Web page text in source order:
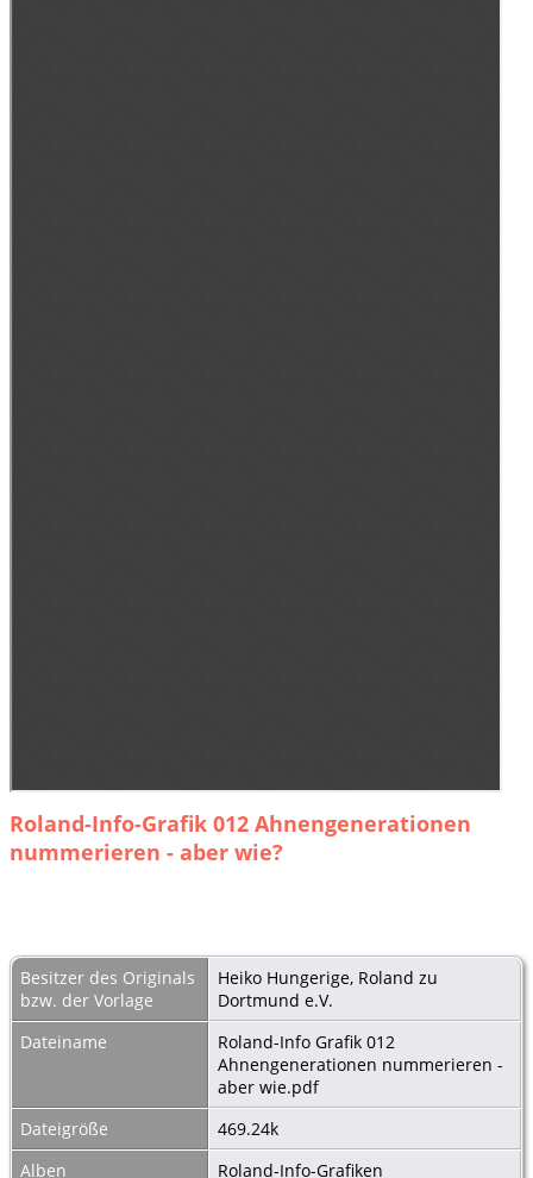
Roland-Info-Grafik 012 Ahnengenerationen
nummerieren - aber wie?
Besitzer des Originals
bzw. der Vorlage
Heiko Hungerige, Roland zu
Dortmund e.V.
Dateiname
Roland-Info Grafik 012
Ahnengenerationen nummerieren -
aber wie.pdf
Dateigröße
469.24k
Alben
Roland-Info-Grafiken